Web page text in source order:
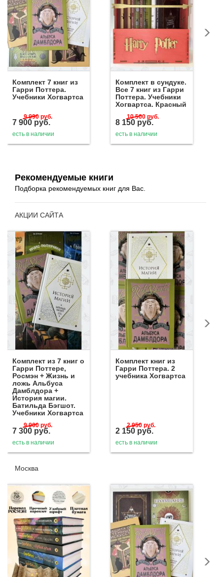
Комплект 7 книг из
Гарри Поттера.
Учебники Хогвартса
9 990 руб.
7 900 руб.
есть в наличии
Комплект в сундуке.
Все 7 книг из Гарри
Поттера. Учебники
Хогвартса. Красный
10 500 руб.
8 150 руб.
есть в наличии
Рекомендуемые книги
Подборка рекомендуемых книг для Вас.
АКЦИИ САЙТА
Комплект из 7 книг о
Гарри Поттере,
Росмэн + Жизнь и
ложь Альбуса
Дамблдора +
История магии.
Батильда Бэгшот.
Учебники Хогвартса
9 900 руб.
7 300 руб.
есть в наличии
Комплект книг из
Гарри Поттера. 2
учебника Хогвартса
2 950 руб.
2 150 руб.
есть в наличии
Москва